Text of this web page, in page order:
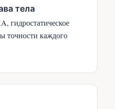
тела
гидростатическое
точности каждого